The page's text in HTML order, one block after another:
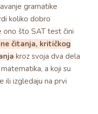
gramatike
koliko dobro
ono što SAT test čini
čitanja, kritičkog
kroz svoja dva dela
a koji su
ili izgledaju na prvi